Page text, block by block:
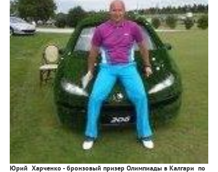
Юрий Харченко - бронзовый призер Олимпиады в Калгари по